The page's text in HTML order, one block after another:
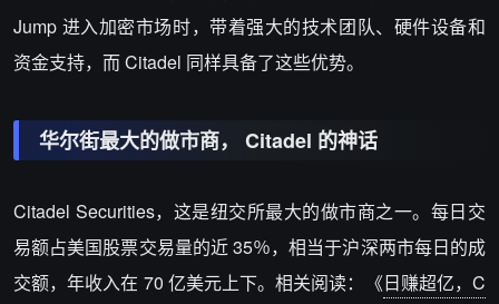
Jump 进入加密市场时，带着强大的技术团队、硬件设备和
资金支持，而 Citadel 同样具备了这些优势。
华尔街最大的做市商， Citadel 的神话
Citadel Securities，这是纽交所最大的做市商之一。每日交
易额占美国股票交易量的近 35％，相当于沪深两市每日的成
交额，年收入在 70 亿美元上下。相关阅读：《日赚超亿，C